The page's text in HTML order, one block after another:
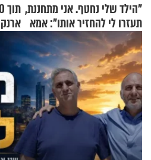
"הילד שלי נחטף. אני מתחננת,
תעזרו לי להחזיר אותו": אמא
של יובל בן ה-4 בריאיון דומע
דולר